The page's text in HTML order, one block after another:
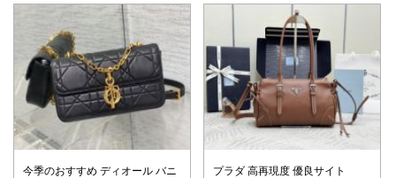
今季のおすすめ ディオール バニ
プラダ 高再現度 優良サイト